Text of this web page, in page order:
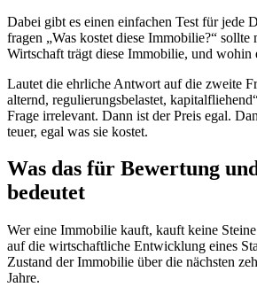
Dabei gibt es einen einfachen Test für jede
fragen „Was kostet diese Immobilie?“ sollte
Wirtschaft trägt diese Immobilie, und wohin
Lautet die ehrliche Antwort auf die zweite
alternd, regulierungsbelastet,
Frage irrelevant. Dann ist der Preis egal.
teuer, egal was sie kostet.
Was das für Bewertung
bedeutet
Wer eine Immobilie kauft, kauft keine
auf die wirtschaftliche Entwicklung eines
Zustand der Immobilie über die nächsten
Jahre.